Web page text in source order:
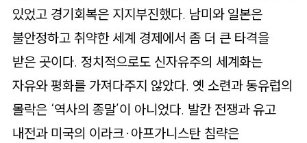
있었고 경기회복은 지지부진했다. 남미와 일본은
불안정하고 취약한 세계 경제에서 좀 더 큰 타격을
받은 곳이다. 정치적으로도 신자유주의 세계화는
자유와 평화를 가져다주지 않았다. 옛 소련과 동유럽의
몰락은 ‘역사의 종말’이 아니었다. 발칸 전쟁과 유고
내전과 미국의 이라크·아프가니스탄 침략은